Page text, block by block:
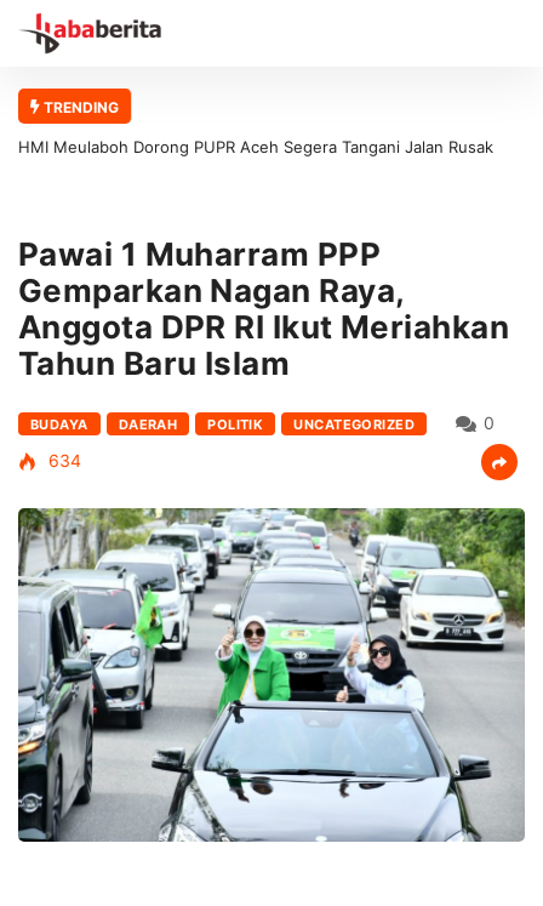
TRENDING
HMI Meulaboh Dorong PUPR Aceh Segera Tangani Jalan Rusak
Pawai 1 Muharram PPP
Gemparkan Nagan Raya,
Anggota DPR RI Ikut Meriahkan
Tahun Baru Islam
BUDAYA DAERAH POLITIK UNCATEGORIZED
0
634